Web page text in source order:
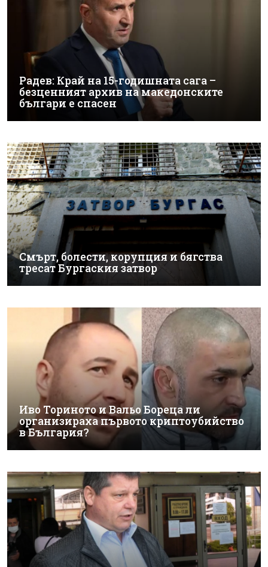
Радев: Край на 15-годишната сага –
безценният архив на македонските
българи е спасен
Смърт, болести, корупция и бягства
тресат Бургаския затвор
Иво Ториното и Вальо Бореца ли
организираха първото криптоубийство
в България?